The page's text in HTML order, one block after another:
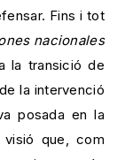
Fins i tot
nacionales
la transició de
la intervenció
posada en la
que, com